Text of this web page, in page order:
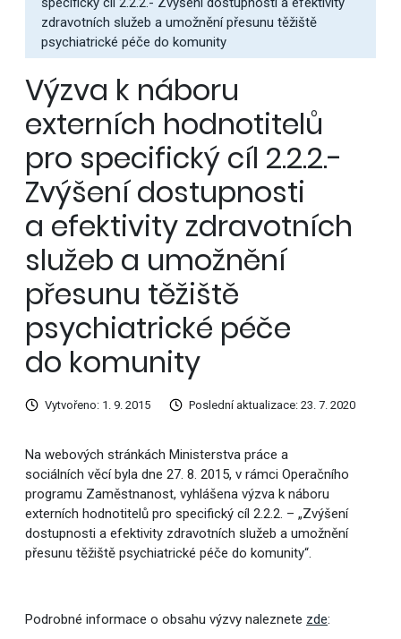
zdravotních služeb a umožnění přesunu těžiště
psychiatrické péče do komunity
Výzva k náboru
externích hodnotitelů
pro specifický cíl 2.2.2.-
Zvýšení dostupnosti
a efektivity zdravotních
služeb a umožnění
přesunu těžiště
psychiatrické péče
do komunity
Vytvořeno: 1. 9. 2015 Poslední aktualizace: 23. 7. 2020
Na webových stránkách Ministerstva práce a
sociálních věcí byla dne 27. 8. 2015, v rámci Operačního
programu Zaměstnanost, vyhlášena výzva k náboru
externích hodnotitelů pro specifický cíl 2.2.2. – „Zvýšení
dostupnosti a efektivity zdravotních služeb a umožnění
přesunu těžiště psychiatrické péče do komunity“.
Podrobné informace o obsahu výzvy naleznete zde: